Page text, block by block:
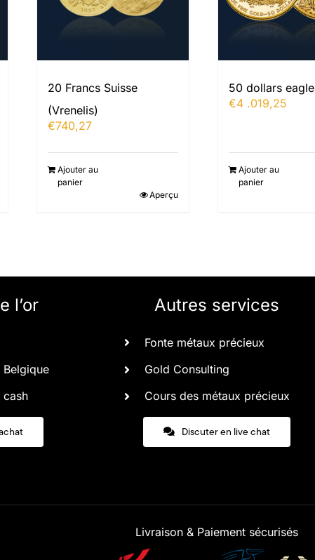
20 Francs Suisse
(Vrenelis)
€740,27
Ajouter au
panier
Aperçu
50 dollars eagle
€4 .019,25
Ajouter au
panier
l’or
Belgique
cash
Autres services
Fonte métaux précieux
Gold Consulting
Cours des métaux précieux
Discuter en live chat
Livraison & Paiement sécurisés